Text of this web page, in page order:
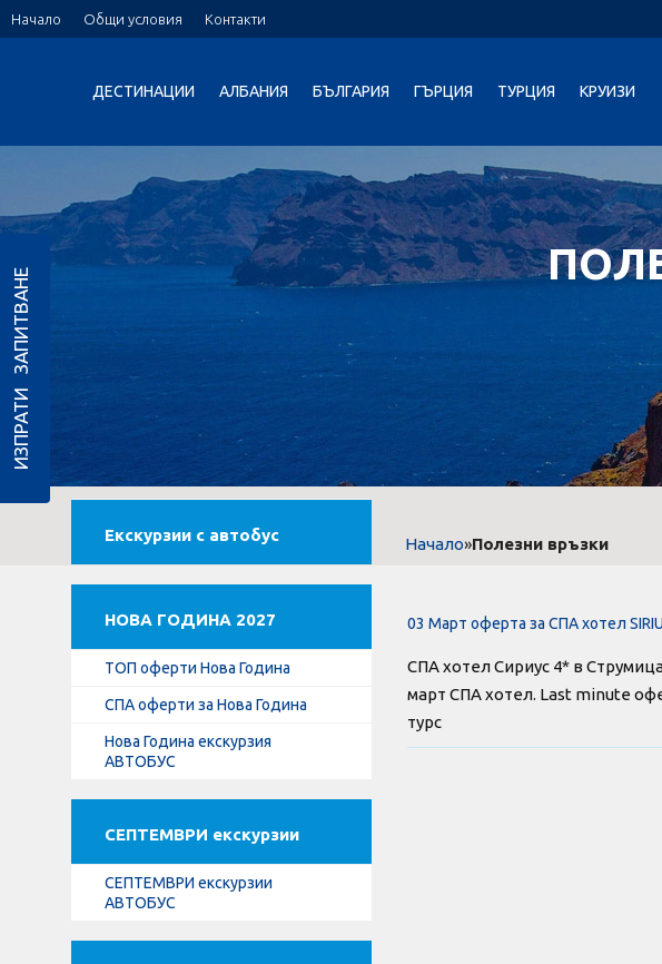
Начало Общи условия Контакти
ДЕСТИНАЦИИ АЛБАНИЯ БЪЛГАРИЯ ГЪРЦИЯ ТУРЦИЯ КРУИЗИ
Начало»Полезни връзки
Екскурзии с автобус
НОВА ГОДИНА 2027
ТОП оферти Нова Година
СПА оферти за Нова Година
Нова Година екскурзия
АВТОБУС
СЕПТЕМВРИ екскурзии
СЕПТЕМВРИ екскурзии
АВТОБУС
03 Март оферта за СПА хотел
СПА хотел Сириус 4* в
март СПА хотел. Last minute
турс
ИЗПРАТИ ЗАПИТВАНЕ